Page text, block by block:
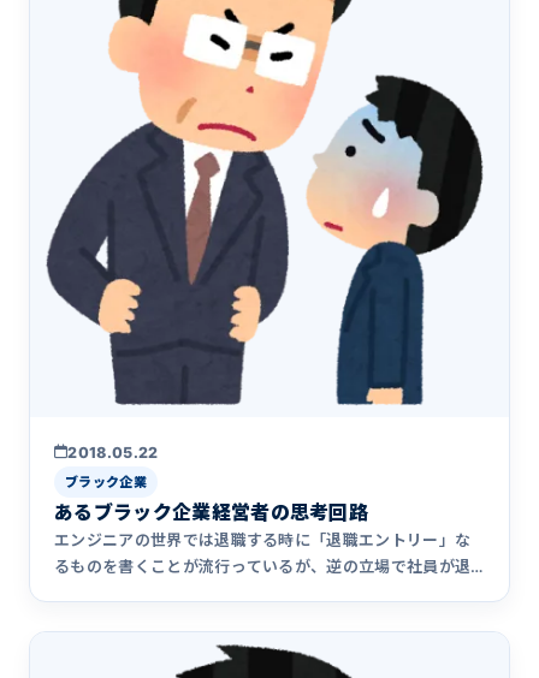
2018.05.22
ブラック企業
あるブラック企業経営者の思考回路
エンジニアの世界では退職する時に「退職エントリー」な
るものを書くことが流行っているが、逆の立場で社員が退